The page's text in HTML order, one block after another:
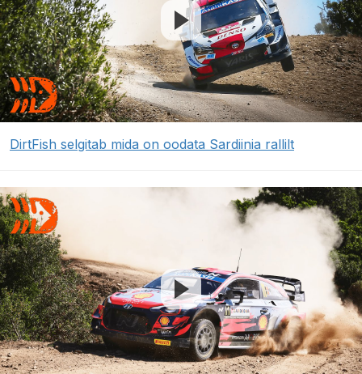
DirtFish selgitab mida on oodata Sardiinia rallilt